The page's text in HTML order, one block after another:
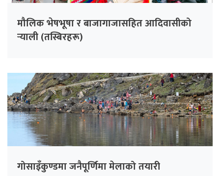
मौलिक भेषभूषा र बाजागाजासहित आदिवासीको
र्‍याली (तस्बिरहरू)
गोसाइँकुण्डमा जनैपूर्णिमा मेलाको तयारी